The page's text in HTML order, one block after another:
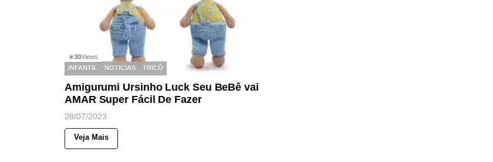
◉30Views
INFANTIL
NOTICIAS TRICÔ
Amigurumi Ursinho Luck Seu BeBê vai
AMAR Super Fácil De Fazer
28/07/2023
Veja Mais